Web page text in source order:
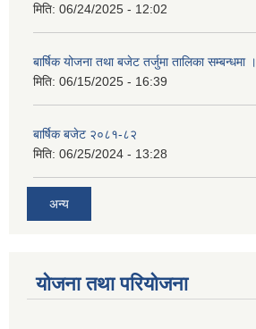
मिति: 06/24/2025 - 12:02
बार्षिक योजना तथा बजेट तर्जुमा तालिका सम्बन्धमा ।
मिति: 06/15/2025 - 16:39
बार्षिक बजेट २०८१-८२
मिति: 06/25/2024 - 13:28
अन्य
योजना तथा परियोजना